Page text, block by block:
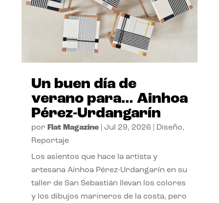
Un buen día de
verano para… Ainhoa
Pérez-Urdangarín
por Flat Magazine| Jul 29, 2026 Diseño,
Reportaje
Los asientos que hace la artista y
artesana Ainhoa Pérez-Urdangarín en su
taller de San Sebastián llevan los colores
y los dibujos marineros de la costa, pero